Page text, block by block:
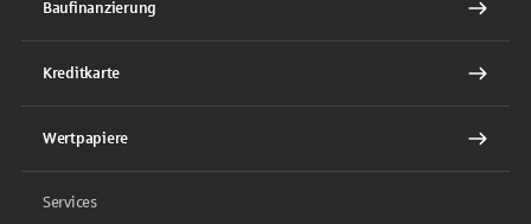
Baufinanzierung
Kreditkarte
Wertpapiere
Services